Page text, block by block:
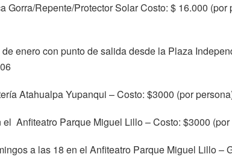
Gorra/Repente/Protector Solar Costo: $ 16.000
enero con punto de salida desde la Plaza
Atahualpa Yupanqui – Costo: $3000 (por
Anfiteatro Parque Miguel Lillo – Costo: $3000
a las 18 en el Anfiteatro Parque Miguel Lillo –